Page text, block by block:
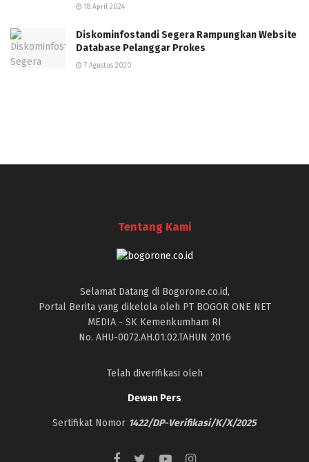
18 April 2024
Diskominfostandi Segera Rampungkan Website
Database Pelanggar Prokes
7 Agustus 2020
Tentang Kami
Selamat Datang di Bogorone.co.id,
Portal Berita yang dikelola oleh PT BOGOR ONE NET
MEDIA - SK Kemenkumham RI
No. AHU-0072.AH.01.02.TAHUN 2016
Telah diverifikasi oleh
Dewan Pers
Sertifikat Nomor 1422/DP-Verifikasi/K/X/2025